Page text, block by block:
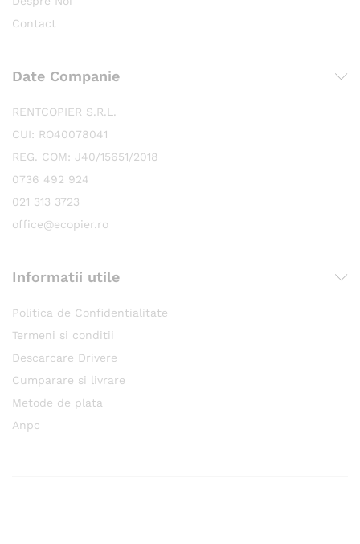
Contact
Date Companie
RENTCOPIER S.R.L.
CUI: RO40078041
REG. COM: J40/15651/2018
0736 492 924
021 313 3723
office@ecopier.ro
Informatii utile
Politica de Confidentialitate
Termeni si conditii
Descarcare Drivere
Cumparare si livrare
Metode de plata
Anpc